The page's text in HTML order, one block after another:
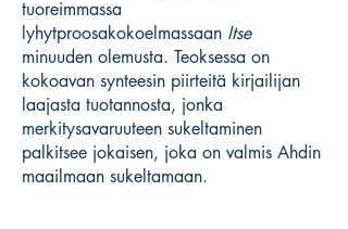
tuoreimmassa
lyhytproosakokoelmassaan Itse
minuuden olemusta. Teoksessa on
kokoavan synteesin piirteitä kirjailijan
laajasta tuotannosta, jonka
merkitysavaruuteen sukeltaminen
palkitsee jokaisen, joka on valmis Ahdin
maailmaan sukeltamaan.